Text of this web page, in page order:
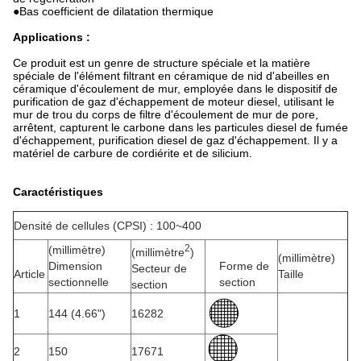
●Bas coefficient de dilatation thermique
Applications :
Ce produit est un genre de structure spéciale et la matière
spéciale de l'élément filtrant en céramique de nid d'abeilles en
céramique d'écoulement de mur, employée dans le dispositif de
purification de gaz d'échappement de moteur diesel, utilisant le
mur de trou du corps de filtre d'écoulement de mur de pore,
arrêtent, capturent le carbone dans les particules diesel de fumée
d'échappement, purification diesel de gaz d'échappement. Il y a
matériel de carbure de cordiérite et de silicium.
Caractéristiques
Densité de cellules (CPSI) : 100~400
Article
(millimètre)
Dimension
sectionnelle
(millimètre2)
Secteur de
section
Forme de
section
(millimètre)
Taille
1 144 (4.66") 16282
2 150 17671